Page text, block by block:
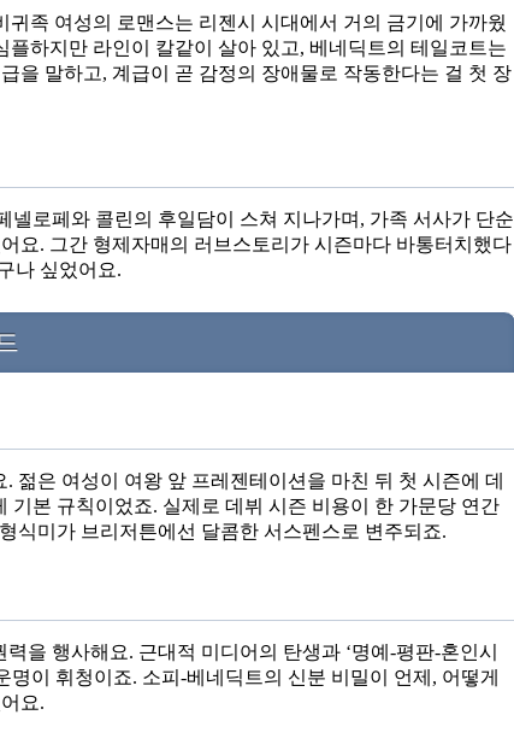
족 여성의 로맨스는 리젠시 시대에서 거의 금기에 가까웠
하지만 라인이 칼같이 살아 있고, 베네딕트의 테일코트는
을 말하고, 계급이 곧 감정의 장애물로 작동한다는 걸 첫 장
넬로페와 콜린의 후일담이 스쳐 지나가며, 가족 서사가 단순
요. 그간 형제자매의 러브스토리가 시즌마다 바통터치했다
나 싶었어요.
젊은 여성이 여왕 앞 프레젠테이션을 마친 뒤 첫 시즌에 데
기본 규칙이었죠. 실제로 데뷔 시즌 비용이 한 가문당 연간
식미가 브리저튼에선 달콤한 서스펜스로 변주되죠.
을 행사해요. 근대적 미디어의 탄생과 ‘명예-평판-혼인시
이 휘청이죠. 소피-베네딕트의 신분 비밀이 언제, 어떻게
요.